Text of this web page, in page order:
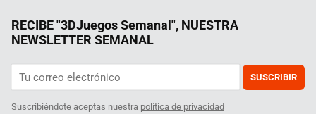
RECIBE "3DJuegos Semanal", NUESTRA
NEWSLETTER SEMANAL
SUSCRIBIR
Suscribiéndote aceptas nuestra política de privacidad